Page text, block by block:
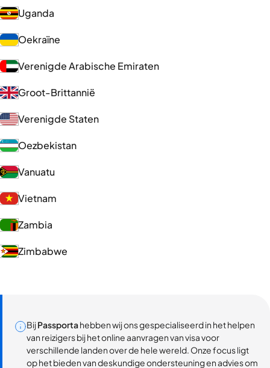
Uganda
Oekraïne
Verenigde Arabische Emiraten
Groot-Brittannië
Verenigde Staten
Oezbekistan
Vanuatu
Vietnam
Zambia
Zimbabwe
BijPassportahebben wij ons gespecialiseerd in het helpen
van reizigers bij het online aanvragen van visa voor
verschillende landen over de hele wereld. Onze focus ligt
op het bieden van deskundige ondersteuning en advies om